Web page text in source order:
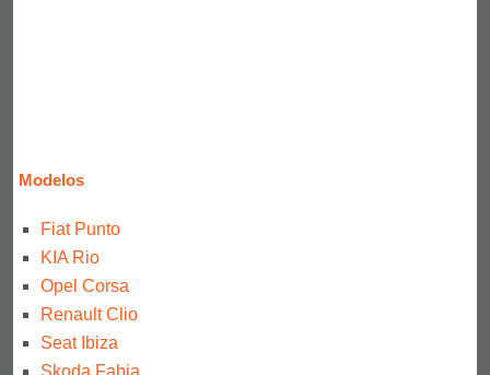
Modelos
Fiat Punto
KIA Rio
Opel Corsa
Renault Clio
Seat Ibiza
Skoda Fabia